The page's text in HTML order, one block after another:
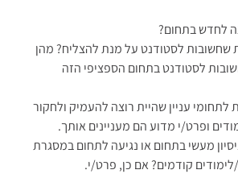
לחדש בתחום?
שחשובות לסטודנט על מנת להצליח? מהן
לסטודנט בתחום הספציפי הזה
לתחומי עניין שהיית רוצה להעמיק ולחקור
ופרט/י מדוע הם מעניינים אותך.
מעשי בתחום או נגיעה לתחום במסגרת
קודמים? אם כן, פרט/י.